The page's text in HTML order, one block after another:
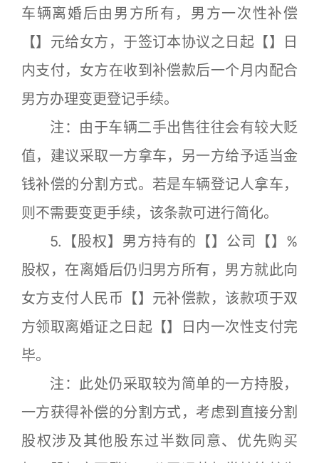
车辆离婚后由男方所有，男方一次性补偿
【】元给女方，于签订本协议之日起【】日
内支付，女方在收到补偿款后一个月内配合
男方办理变更登记手续。
注：由于车辆二手出售往往会有较大贬
值，建议采取一方拿车，另一方给予适当金
钱补偿的分割方式。若是车辆登记人拿车，
则不需要变更手续，该条款可进行简化。
5.【股权】男方持有的【】公司【】%
股权，在离婚后仍归男方所有，男方就此向
女方支付人民币【】元补偿款，该款项于双
方领取离婚证之日起【】日内一次性支付完
毕。
注：此处仍采取较为简单的一方持股，
一方获得补偿的分割方式，考虑到直接分割
股权涉及其他股东过半数同意、优先购买